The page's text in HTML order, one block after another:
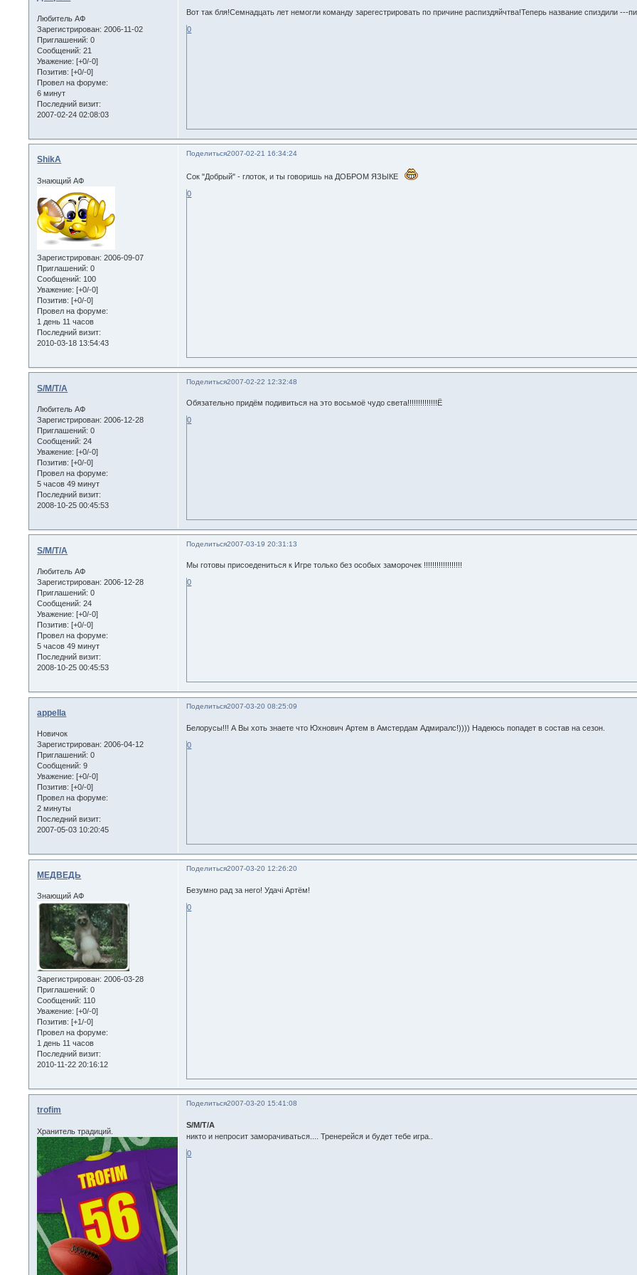
Любитель АФ
Зарегистрирован: 2006-11-02
Приглашений: 0
Сообщений: 21
Уважение: [+0/-0]
Позитив: [+0/-0]
Провел на форуме:
6 минут
Последний визит:
2007-02-24 02:08:03
Вот так бля!Семнадцать лет немогли команду зарегестрировать по причине распиздяйчтва!Теперь название спиздили ---
0
Поделиться2007-02-21 16:34:24
ShikA
Знающий АФ
Зарегистрирован: 2006-09-07
Приглашений: 0
Сообщений: 100
Уважение: [+0/-0]
Позитив: [+0/-0]
Провел на форуме:
1 день 11 часов
Последний визит:
2010-03-18 13:54:43
Сок "Добрый" - глоток, и ты говоришь на ДОБРОМ ЯЗЫКЕ
0
Поделиться2007-02-22 12:32:48
S/M/T/A
Любитель АФ
Зарегистрирован: 2006-12-28
Приглашений: 0
Сообщений: 24
Уважение: [+0/-0]
Позитив: [+0/-0]
Провел на форуме:
5 часов 49 минут
Последний визит:
2008-10-25 00:45:53
Oбязательно придём подивиться на это восьмоё чудо света!!!!!!!!!!!!!!Ё
0
Поделиться2007-03-19 20:31:13
S/M/T/A
Любитель АФ
Зарегистрирован: 2006-12-28
Приглашений: 0
Сообщений: 24
Уважение: [+0/-0]
Позитив: [+0/-0]
Провел на форуме:
5 часов 49 минут
Последний визит:
2008-10-25 00:45:53
Мы готовы присоедениться к Игре только без особых заморочек !!!!!!!!!!!!!!!!!!
0
Поделиться2007-03-20 08:25:09
appella
Новичок
Зарегистрирован: 2006-04-12
Приглашений: 0
Сообщений: 9
Уважение: [+0/-0]
Позитив: [+0/-0]
Провел на форуме:
2 минуты
Последний визит:
2007-05-03 10:20:45
Белорусы!!! А Вы хоть знаете что Юхнович Артем в Амстердам Адмиралс!)))) Надеюсь попадет в состав на сезон.
0
Поделиться2007-03-20 12:26:20
МЕДВЕДЬ
Знающий АФ
Зарегистрирован: 2006-03-28
Приглашений: 0
Сообщений: 110
Уважение: [+0/-0]
Позитив: [+1/-0]
Провел на форуме:
1 день 11 часов
Последний визит:
2010-11-22 20:16:12
Безумно рад за него! Удачі Артём!
0
Поделиться2007-03-20 15:41:08
trofim
Хранитель традиций.
S/M/T/A
никто и непросит заморачиваться.... Тренерейся и будет тебе игра..
0